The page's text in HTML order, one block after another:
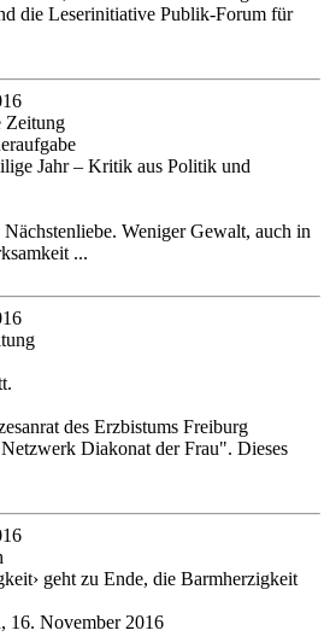
die Leserinitiative Publik-Forum für
Zeitung
Jahr – Kritik aus Politik und
Weniger Gewalt, auch in
...
des Erzbistums Freiburg
Diakonat der Frau". Dieses
geht zu Ende, die Barmherzigkeit
16. November 2016